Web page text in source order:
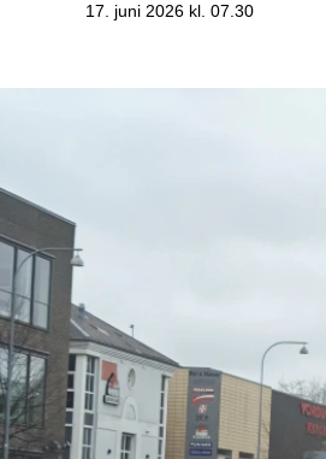
17. juni 2026 kl. 07.30